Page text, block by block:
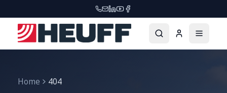
Home 404